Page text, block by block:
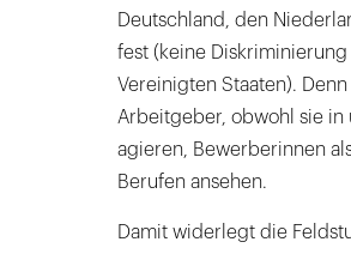
Deutschland, den
fest (keine
Vereinigten Staaten).
Arbeitgeber, obwohl sie
agieren, Bewerberinnen
Berufen ansehen.
Damit widerlegt die